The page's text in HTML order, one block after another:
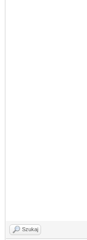
Szukaj